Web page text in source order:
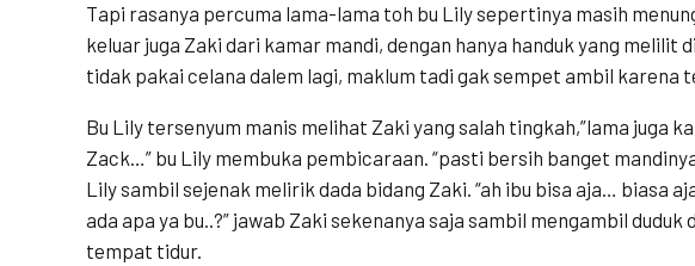
Tapi rasanya percuma lama-lama toh bu Lily sepertinya masih
keluar juga Zaki dari kamar mandi, dengan hanya handuk yang melilit
tidak pakai celana dalem lagi, maklum tadi gak sempet ambil karena
Bu Lily tersenyum manis melihat Zaki yang salah tingkah,”lama juga
Zack…” bu Lily membuka pembicaraan. “pasti bersih banget
Lily sambil sejenak melirik dada bidang Zaki. “ah ibu bisa aja… biasa
ada apa ya bu..?” jawab Zaki sekenanya saja sambil mengambil duduk
tempat tidur.